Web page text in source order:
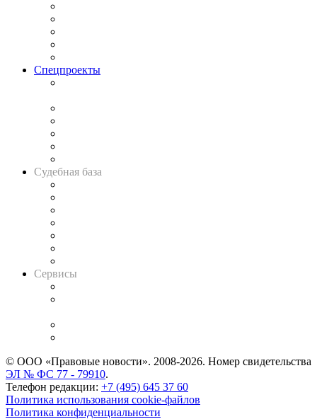
Спецпроекты
Судебная база
Сервисы
© ООО «Правовые новости». 2008-2026. Номер свидетельства
ЭЛ № ФС 77 - 79910.
Телефон редакции: +7 (495) 645 37 60
Политика использования cookie-файлов
Политика конфиденциальности